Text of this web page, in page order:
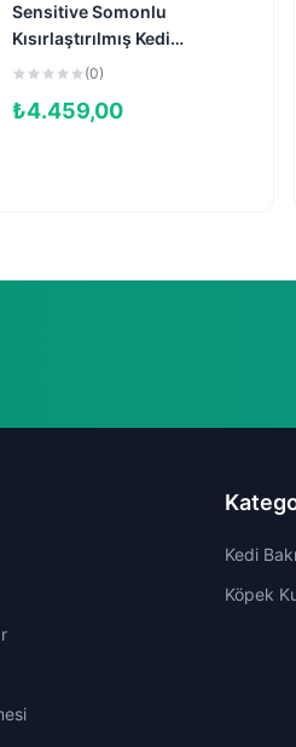
Sensitive Somonlu
Kısırlaştırılmış Kedi
Maması 10kg
(0)
₺4.459,00
Kedi
Köpek